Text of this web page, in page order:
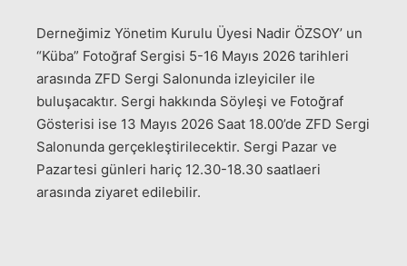
Derneğimiz Yönetim Kurulu Üyesi Nadir ÖZSOY’ un
“Küba” Fotoğraf Sergisi 5-16 Mayıs 2026 tarihleri
arasında ZFD Sergi Salonunda izleyiciler ile
buluşacaktır. Sergi hakkında Söyleşi ve Fotoğraf
Gösterisi ise 13 Mayıs 2026 Saat 18.00’de ZFD Sergi
Salonunda gerçekleştirilecektir. Sergi Pazar ve
Pazartesi günleri hariç 12.30-18.30 saatlaeri
arasında ziyaret edilebilir.